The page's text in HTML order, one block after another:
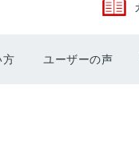
オーナーサ
バイクアプリ
パワープロ
動画
ビリティロボット
方 ユーザーの声